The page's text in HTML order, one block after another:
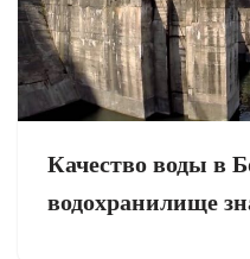
Качество воды в
водохранилище